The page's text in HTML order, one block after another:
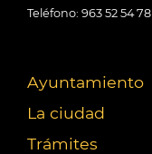
Teléfono: 963 52 54 78
Ayuntamiento
La ciudad
Trámites